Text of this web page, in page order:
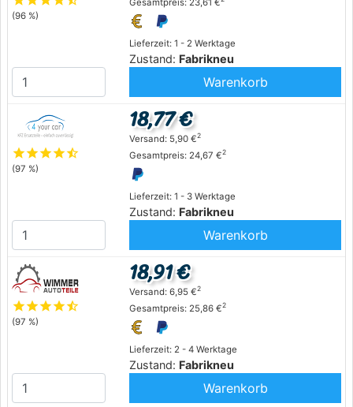
(96 %)
Lieferzeit: 1 - 2 Werktage
Zustand: Fabrikneu
Warenkorb
starstarstarstarstar_half
(97 %)
Lieferzeit: 1 - 3 Werktage
Zustand: Fabrikneu
18,77 €
Versand: 5,90 €2
Gesamtpreis: 24,67 €2
Warenkorb
starstarstarstarstar_half
(97 %)
Lieferzeit: 2 - 4 Werktage
Zustand: Fabrikneu
18,91 €
Versand: 6,95 €2
Gesamtpreis: 25,86 €2
Warenkorb